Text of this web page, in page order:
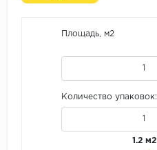
Площадь, м2
Количество упаковок:
1.2 м2